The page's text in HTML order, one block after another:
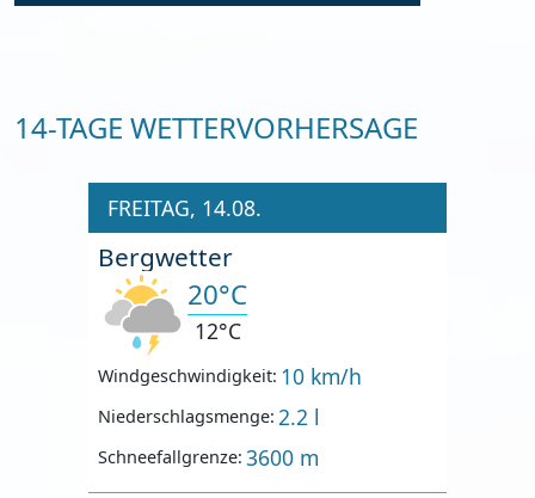
14-TAGE WETTERVORHERSAGE
FREITAG, 14.08.
Bergwetter
20°C
12°C
Windgeschwindigkeit: 10 km/h
Niederschlagsmenge: 2.2 l
Schneefallgrenze: 3600 m